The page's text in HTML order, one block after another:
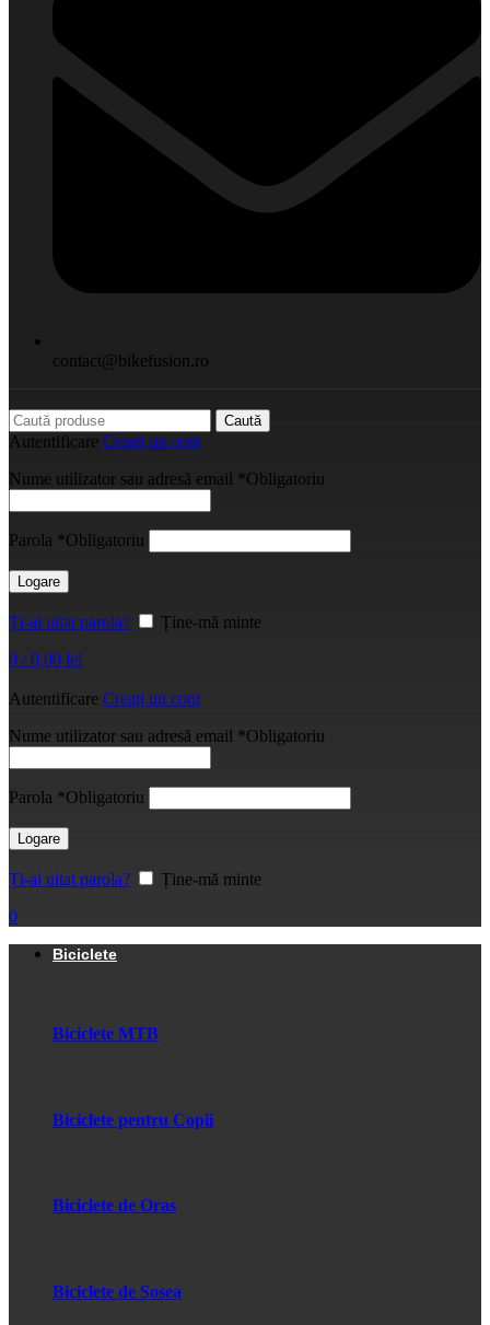
contact@bikefusion.ro
Caută
Autentificare Creați un cont
Nume utilizator sau adresă email *Obligatoriu
Parola *Obligatoriu
Logare
Ți-ai uitat parola?
Ține-mă minte
0 / 0,00 lei
Autentificare Creați un cont
Nume utilizator sau adresă email *Obligatoriu
Parola *Obligatoriu
Logare
Ți-ai uitat parola?
Ține-mă minte
0
Biciclete
Biciclete MTB
Biciclete pentru Copii
Biciclete de Oras
Biciclete de Sosea